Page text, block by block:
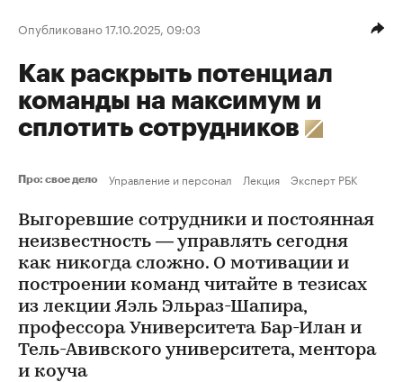
Опубликовано 17.10.2025, 09:03
Как раскрыть потенциал
команды на максимум и
сплотить сотрудников
Про: свое дело Управление и персонал Лекция Эксперт РБК
Выгоревшие сотрудники и постоянная
неизвестность — управлять сегодня
как никогда сложно. О мотивации и
построении команд читайте в тезисах
из лекции Яэль Эльраз-Шапира,
профессора Университета Бар-Илан и
Тель-Авивского университета, ментора
и коуча